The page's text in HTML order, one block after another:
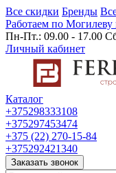
Все скидки Бренды
Работаем по Могилеву
Пн-Пт.: 09.00 - 17.00
Личный кабинет
Каталог
+375298333108
+375297453474
+375 (22) 270-15-84
+375292421340
Заказать звонок